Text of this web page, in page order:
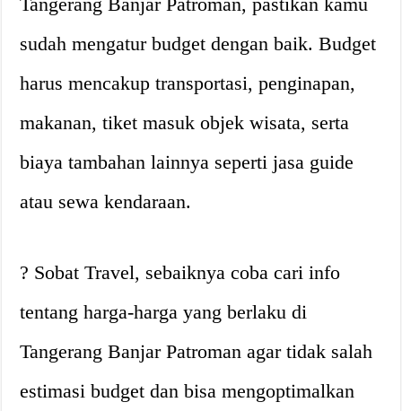
sudah mengatur budget dengan baik. Budget
harus mencakup transportasi, penginapan,
makanan, tiket masuk objek wisata, serta
biaya tambahan lainnya seperti jasa guide
atau sewa kendaraan.
? Sobat Travel, sebaiknya coba cari info
tentang harga-harga yang berlaku di
Tangerang Banjar Patroman agar tidak salah
estimasi budget dan bisa mengoptimalkan